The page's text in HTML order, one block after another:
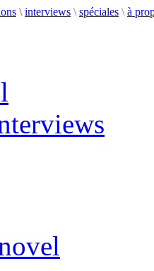
\ interviews \ spéciales \ à